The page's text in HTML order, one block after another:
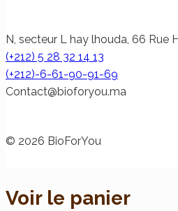
N, secteur L hay lhouda, 66 Rue
(+212) 5 28 32 14 13
(+212)-6-61-90-91-69
am.uoyrofoib
@tcatnoC
© 2026 BioForYou
Voir le panier